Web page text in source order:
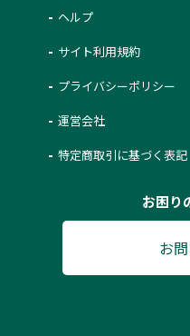
ヘルプ
サイト利用規約
プライバシーポリシー
運営会社
特定商取引に基づく表記
お困り
お